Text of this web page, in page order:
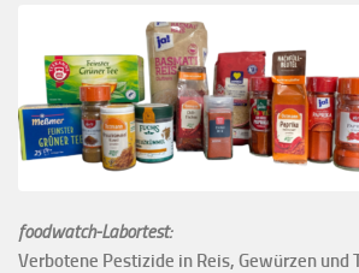
foodwatch-Labortest:
Verbotene Pestizide in Reis, Gewürzen und